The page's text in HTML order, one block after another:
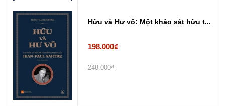
Hữu và Hư vô: Một khảo sát hữu t...
198.000₫
248.000₫